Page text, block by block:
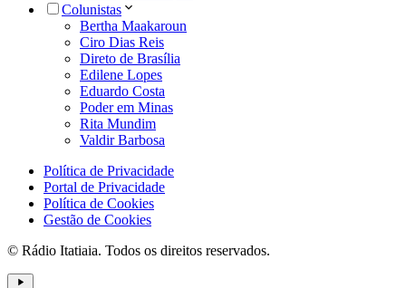
Colunistas
Bertha Maakaroun
Ciro Dias Reis
Direto de Brasília
Edilene Lopes
Eduardo Costa
Poder em Minas
Rita Mundim
Valdir Barbosa
Política de Privacidade
Portal de Privacidade
Política de Cookies
Gestão de Cookies
© Rádio Itatiaia. Todos os direitos reservados.